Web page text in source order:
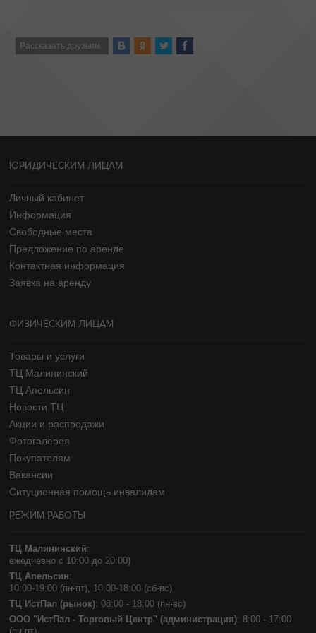
Рассказать друзьям :
ЮРИДИЧЕСКИМ ЛИЦАМ
Личный кабинет
Информация
Свободные места
Предложение по аренде
Контактная информация
Заявка на аренду
ФИЗИЧЕСКИМ ЛИЦАМ
Товары и услуги
ТЦ Малининский
ТЦ Апельсин
Новости ТЦ
Акции и распродажи
Фотогалерея
Покупателям
Вакансии
Ситуционная помощь инвалидам
РЕЖИМ РАБОТЫ
ТЦ Малининский:
ежедневно с 10:00 до 20:00)
ТЦ Апельсин:
10:00-19:00 (пн-пт), 10:00-18:00 (сб-вс)
ТЦ ИстПал (рынок): 08:00 - 18:00 (пн-вс)
ООО "ИстПал - Торговый Центр" (администрация): 8:00 - 17:00